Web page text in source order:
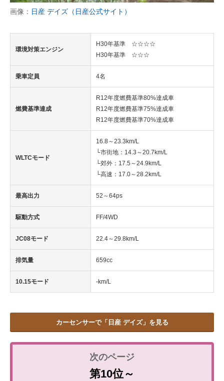
画像： 日産 デイズ（日産公式サイト）
環境対策エンジン
H30年基準 ☆☆☆☆
H30年基準 ☆☆☆
乗車定員 4名
燃費基準達成
R12年度燃費基準80%達成車
R12年度燃費基準75%達成車
R12年度燃費基準70%達成車
WLTCモード
16.8～23.3km/L
└市街地：14.3～20.7km/L
└郊外：17.5～24.9km/L
└高速：17.0～28.2km/L
最高出力 52～64ps
駆動方式 FF/4WD
JC08モード 22.4～29.8km/L
排気量 659cc
10.15モード -km/L
カーセンサーで「日産 デイズ」を見る
第10位～